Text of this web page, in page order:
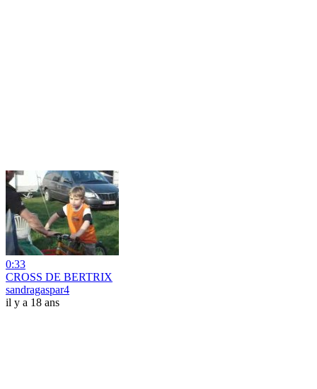
0:33
CROSS DE BERTRIX
sandragaspar4
il y a 18 ans